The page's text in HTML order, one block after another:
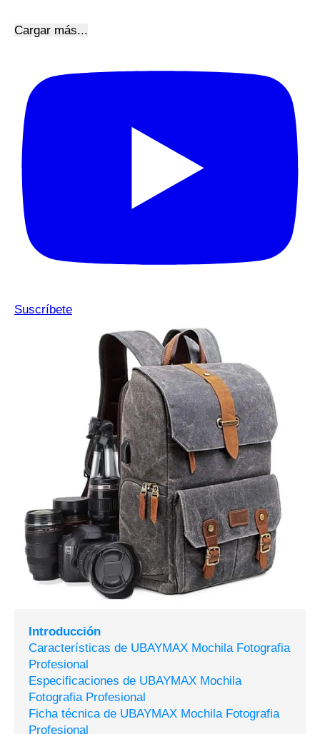
Cargar más...
Suscríbete
Introducción
Características de UBAYMAX Mochila Fotografia
Profesional
Especificaciones de UBAYMAX Mochila
Fotografia Profesional
Ficha técnica de UBAYMAX Mochila Fotografia
Profesional